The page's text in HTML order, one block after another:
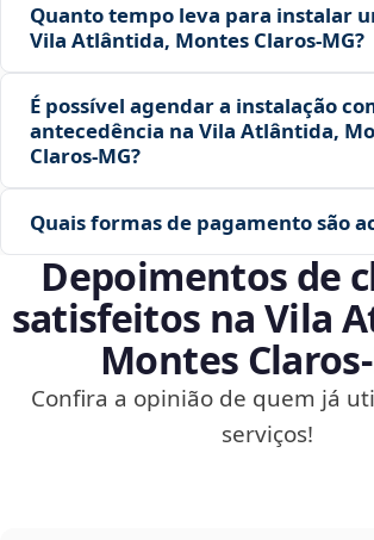
Quanto tempo leva para instalar
Vila Atlântida, Montes Claros‑MG?
É possível agendar a instalação
antecedência na Vila Atlântida,
Claros‑MG?
Quais formas de pagamento são
Depoimentos de
satisfeitos na Vila
Montes
Confira a opinião de quem já
serviços!